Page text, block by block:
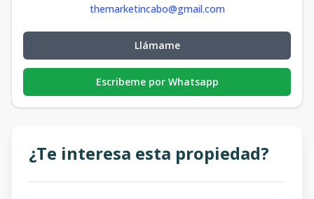
themarketincabo@gmail.com
Llámame
Escribeme por Whatsapp
¿Te interesa esta propiedad?